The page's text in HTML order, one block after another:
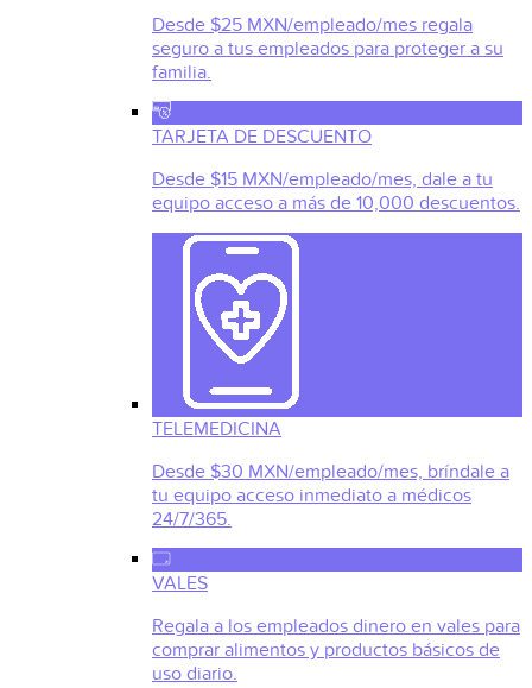
Desde $25 MXN/empleado/mes regala
seguro a tus empleados para proteger a su
familia.
TARJETA DE DESCUENTO
Desde $15 MXN/empleado/mes, dale a tu
equipo acceso a más de 10,000 descuentos.
TELEMEDICINA
Desde $30 MXN/empleado/mes, bríndale a
tu equipo acceso inmediato a médicos
24/7/365.
VALES
Regala a los empleados dinero en vales para
comprar alimentos y productos básicos de
uso diario.